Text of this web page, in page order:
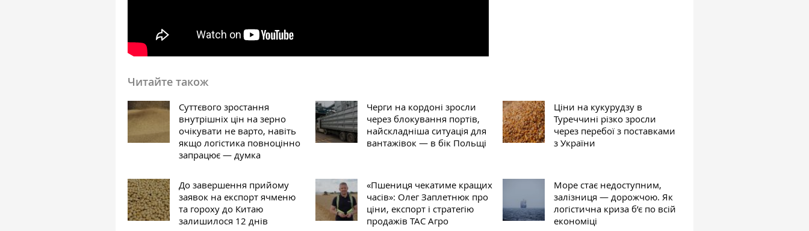
Читайте також
Суттєвого зростання
внутрішніх цін на зерно
очікувати не варто, навіть
якщо логістика повноцінно
запрацює — думка
Черги на кордоні зросли
через блокування портів,
найскладніша ситуація для
вантажівок — в бік Польщі
Ціни на кукурудзу в
Туреччині різко зросли
через перебої з поставками
з України
До завершення прийому
заявок на експорт ячменю
та гороху до Китаю
залишилося 12 днів
«Пшениця чекатиме кращих
часів»: Олег Заплетнюк про
ціни, експорт і стратегію
продажів ТАС Агро
Море стає недоступним,
залізниця — дорожчою. Як
логістична криза б’є по всій
економіці